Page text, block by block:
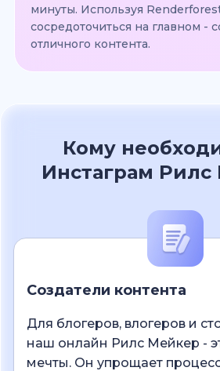
минуты. Используя
сосредоточиться на главном -
отличного контента.
Кому
Инстаграм
Создатели контента
Для блогеров, влогеров и
наш онлайн Рилс Мейкер -
мечты. Он упрощает